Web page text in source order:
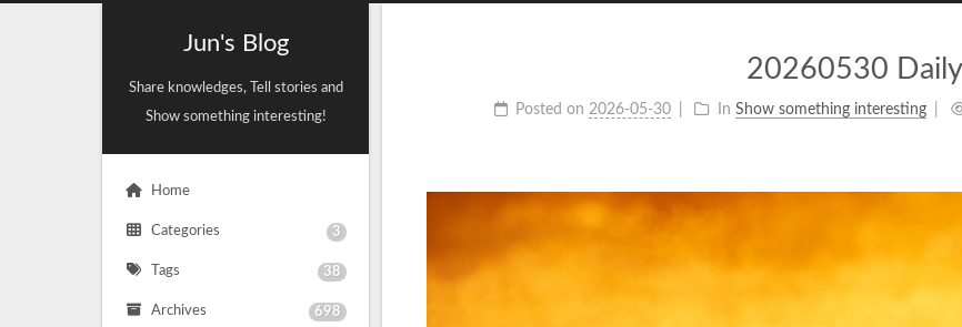
Jun's Blog
Share knowledges, Tell stories and
Show something interesting!
Home
Categories 3
Tags 38
Archives 698
20260530
Posted on 2026-05-30 In Show something interesting